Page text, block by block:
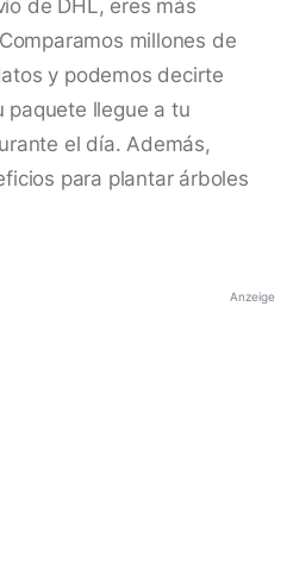
de DHL, eres más
millones de
y podemos decirte
paquete llegue a tu
el día. Además,
para plantar árboles
Anzeige